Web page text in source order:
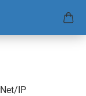
IP